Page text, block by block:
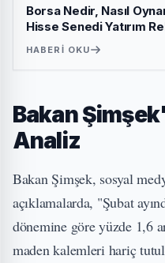
Borsa Nedir, Nasıl
Hisse Senedi Yatırım
HABERI OKU
Bakan
Analiz
Bakan Şimşek, sosyal
açıklamalarda, "Şubat
dönemine göre yüzde 1,6
maden kalemleri hariç